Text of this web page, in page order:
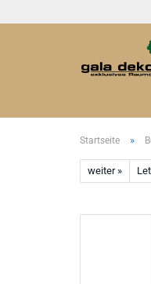
Startseite »
weiter »